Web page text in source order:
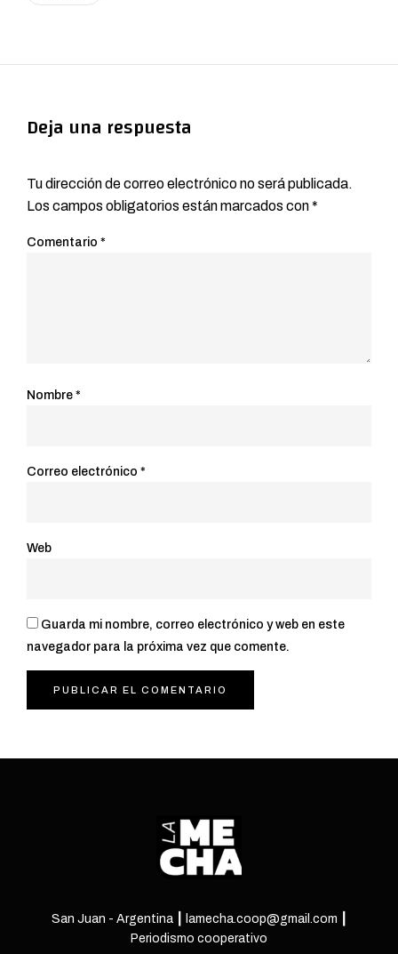
Deja una respuesta
Tu dirección de correo electrónico no será publicada.
Los campos obligatorios están marcados con*
Comentario *
Nombre *
Correo electrónico *
Web
Guarda mi nombre, correo electrónico y web en este
navegador para la próxima vez que comente.
San Juan - Argentina ┃ lamecha.coop@gmail.com ┃
Periodismo cooperativo